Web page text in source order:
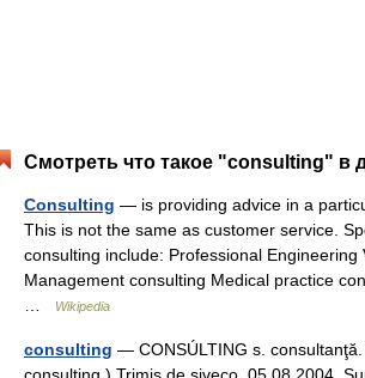
Смотреть что такое "consulting" в
Consulting — is providing advice in a
This is not the same as customer service.
consulting include: Professional Engineering
Management consulting Medical practice
Wikipedia
consulting — CONSÚLTING s.